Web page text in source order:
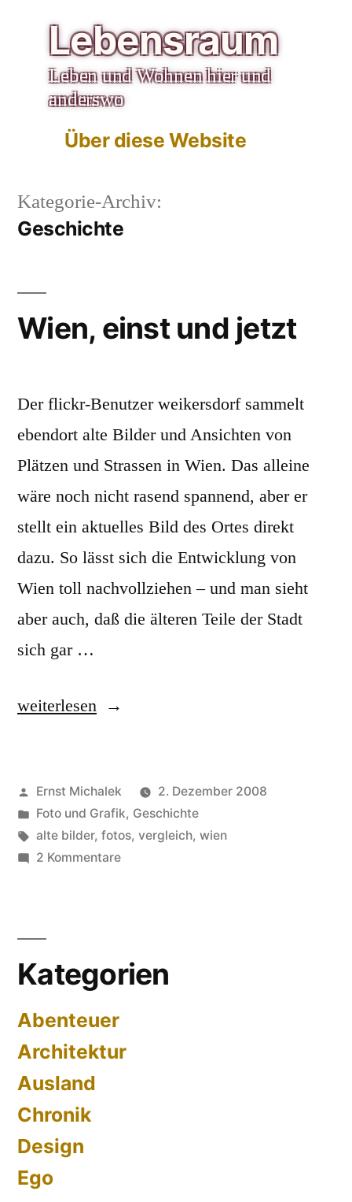
springen
Lebensraum
Leben und Wohnen hier und
anderswo
Über diese Website
Kategorie-Archiv:
Geschichte
Wien, einst und jetzt
Der flickr-Benutzer weikersdorf sammelt
ebendort alte Bilder und Ansichten von
Plätzen und Strassen in Wien. Das alleine
wäre noch nicht rasend spannend, aber er
stellt ein aktuelles Bild des Ortes direkt
dazu. So lässt sich die Entwicklung von
Wien toll nachvollziehen – und man sieht
aber auch, daß die älteren Teile der Stadt
sich gar …
„Wien,
jetzt“
weiterlesen
Veröffentlicht
von
Ernst Michalek
2. Dezember 2008
Veröffentlicht
unter
Foto und Grafik, Geschichte
Schlagwörter:
alte bilder, fotos, vergleich, wien
2 Kommentarezu
Kategorien
Abenteuer
Architektur
Ausland
Chronik
Design
Ego